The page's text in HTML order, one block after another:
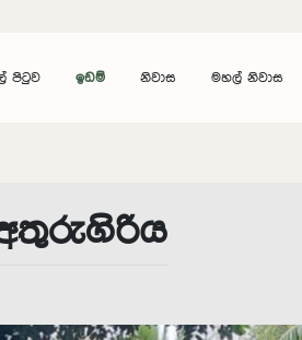
පිටුව ඉඩම් නිවාස මහල් නිවාස
අතුරුගිරිය